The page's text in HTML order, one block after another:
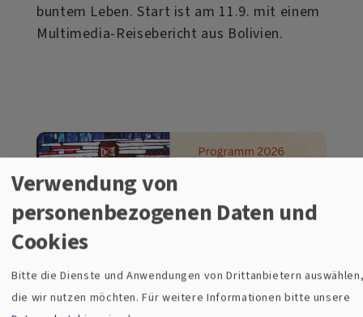
buntem Leben. Start ist am 11.9. mit einem
Multimedia-Reisebericht aus Bolivien.
Verwendung von
personenbezogenen Daten und
Cookies
Bitte die Dienste und Anwendungen von Drittanbietern
die wir nutzen möchten.Für weitere Informationen bitte unsere